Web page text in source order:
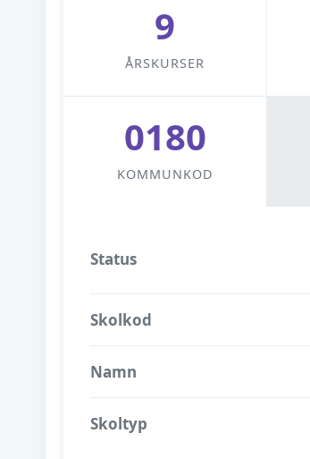
9
ÅRSKURSER
0180
KOMMUNKOD
Status
Skolkod
Namn
Skoltyp